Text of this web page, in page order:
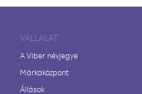
VÁLLALAT
A Viber névjegye
Márkaközpont
Állások